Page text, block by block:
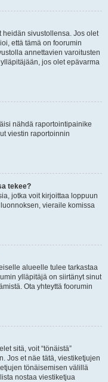
sivustollensa. Jos olet
että tämä on foorumin
annettavien varoitusten
jos olet epävarma
nähdä raportointipainike
viestin raportoinnin
tekee?
jotka voit kirjoittaa loppuun
vieraile komissa
alueelle tulee tarkastaa
ylläpitäjä on siirtänyt sinut
Ota yhteyttä foorumin
sitä, voit “tönäistä”
Jos et näe tätä, viestiketjujen
tönäisemisen välillä
nostaa viestiketjua